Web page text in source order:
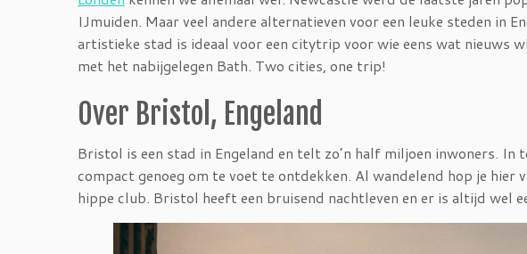
IJmuiden. Maar veel andere alternatieven voor een leuke steden in
artistieke stad is ideaal voor een citytrip voor wie eens wat nieuws
met het nabijgelegen Bath. Two cities, one trip!
Over Bristol, Engeland
Bristol is een stad in Engeland en telt zo’n half miljoen inwoners.
compact genoeg om te voet te ontdekken. Al wandelend hop je hier
hippe club. Bristol heeft een bruisend nachtleven en er is altijd wel